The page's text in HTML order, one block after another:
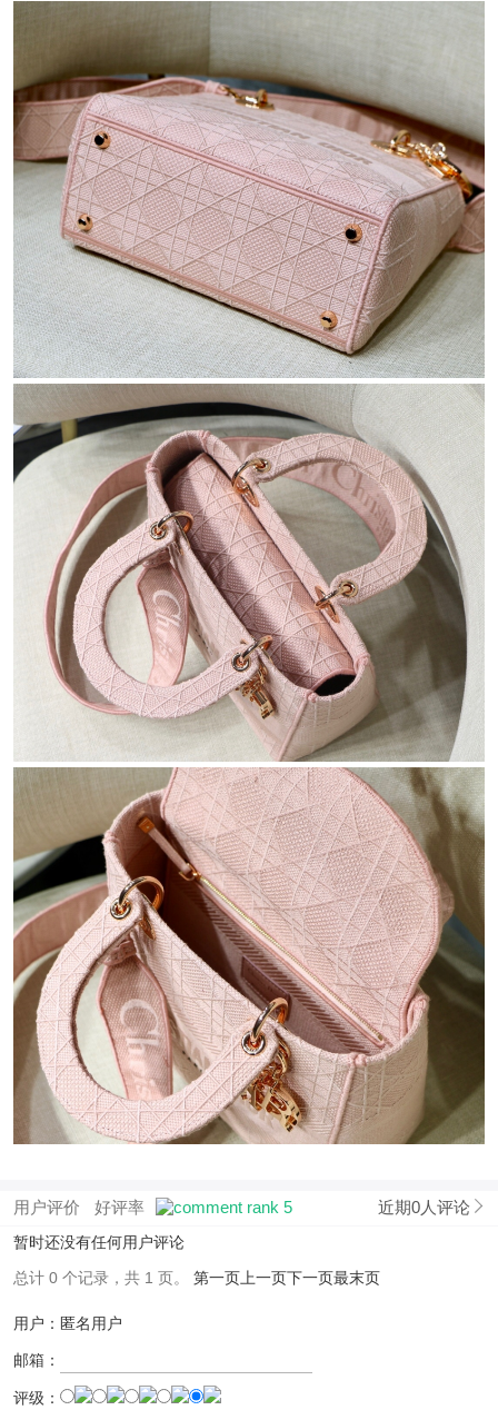
用户评价 好评率 近期0人评论
暂时还没有任何用户评论
总计 0 个记录，共 1 页。 第一页 上一页下一页最末页
用户：匿名用户
邮箱：
评级：